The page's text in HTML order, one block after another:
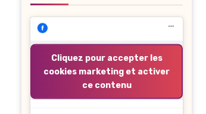
Cliquez pour accepter les
cookies marketing et activer
ce contenu